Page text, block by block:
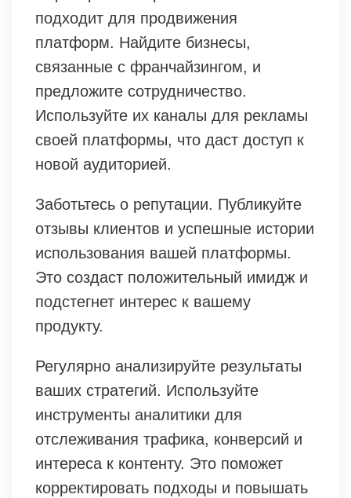
подходит для продвижения
платформ. Найдите бизнесы,
связанные с франчайзингом, и
предложите сотрудничество.
Используйте их каналы для рекламы
своей платформы, что даст доступ к
новой аудиторией.
Заботьтесь о репутации. Публикуйте
отзывы клиентов и успешные истории
использования вашей платформы.
Это создаст положительный имидж и
подстегнет интерес к вашему
продукту.
Регулярно анализируйте результаты
ваших стратегий. Используйте
инструменты аналитики для
отслеживания трафика, конверсий и
интереса к контенту. Это поможет
корректировать подходы и повышать